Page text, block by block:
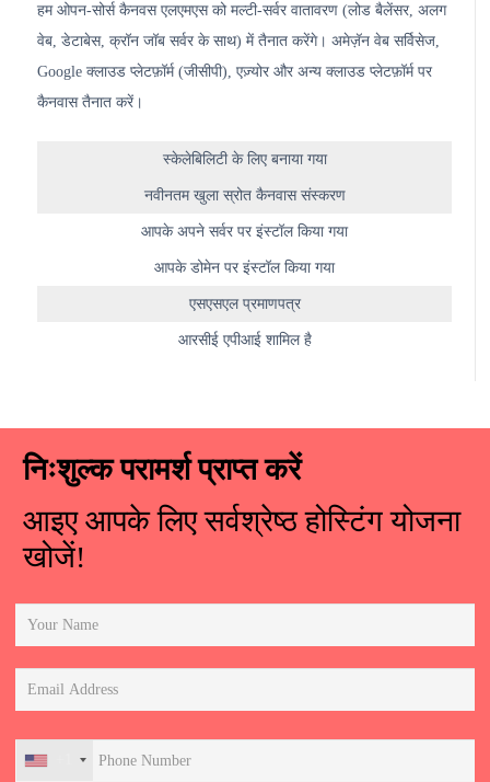
हम ओपन-सोर्स कैनवस एलएमएस को मल्टी-सर्वर वातावरण (लोड बैलेंसर, अलग
वेब, डेटाबेस, क्रॉन जॉब सर्वर के साथ) में तैनात करेंगे। अमेज़ॅन वेब सर्विसेज,
Google क्लाउड प्लेटफ़ॉर्म (जीसीपी), एज़्योर और अन्य क्लाउड प्लेटफ़ॉर्म पर
कैनवास तैनात करें।
स्केलेबिलिटी के लिए बनाया गया
नवीनतम खुला स्रोत कैनवास संस्करण
आपके अपने सर्वर पर इंस्टॉल किया गया
आपके डोमेन पर इंस्टॉल किया गया
एसएसएल प्रमाणपत्र
आरसीई एपीआई शामिल है
निःशुल्क परामर्श प्राप्त करें
आइए आपके लिए सर्वश्रेष्ठ होस्टिंग योजना
खोजें!